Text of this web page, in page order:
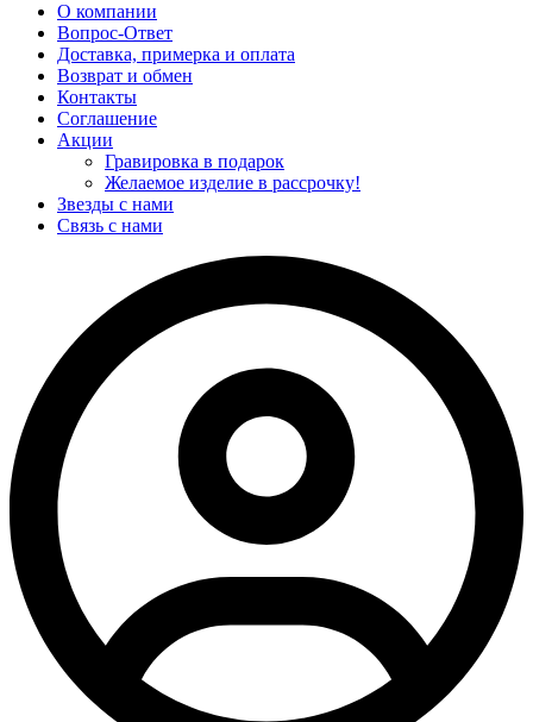
О компании
Вопрос-Ответ
Доставка, примерка и оплата
Возврат и обмен
Контакты
Соглашение
Акции
Гравировка в подарок
Желаемое изделие в рассрочку!
Звезды с нами
Связь с нами